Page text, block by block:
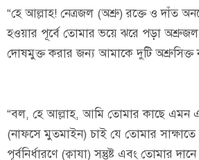
“হে আল্লাহ! নেত্রজল (অশ্রু) রক্তে ও দাঁত
হওয়ার পূর্বে তোমার ভয়ে ঝরে পড়া
দোষমুক্ত করার জন্য আমাকে দুটি অশ্রুসিক্ত
“বল, হে আল্লাহ, আমি তোমার কাছে এমন
(নাফসে মুতমাইন) চাই যে তোমার সাক্ষাতে
পূর্বনির্ধারণে (ক্বাযা) সন্তুষ্ট এবং তোমার